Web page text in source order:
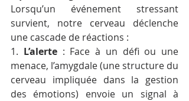
Lorsqu’un événement stressant
survient, notre cerveau déclenche
une cascade de réactions :
1. L’alerte : Face à un défi ou une
menace, l’amygdale (une structure du
cerveau impliquée dans la gestion
des émotions) envoie un signal à